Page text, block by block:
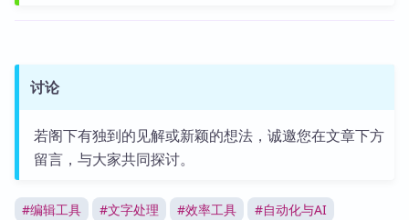
讨论
若阁下有独到的见解或新颖的想法，诚邀您在文章下方
留言，与大家共同探讨。
#编辑工具 #文字处理 #效率工具 #自动化与AI